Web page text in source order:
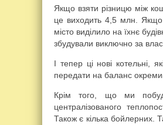
Якщо взяти різницю між
це виходить 4,5 млн. Якщо
місто виділило на їхнє
збудували виключно за
І тепер ці нові котельні,
передати на баланс
Крім того, що ми
централізованого
Також є кілька бойлерних.